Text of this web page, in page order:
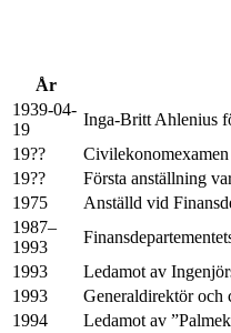
År
1939-04-
19
Inga-Britt Ahlenius
19??
19??
Första anställning
1975
Anställd vid
1987–
1993
1993
Ledamot av
1993
Generaldirektör och
1994
Ledamot av